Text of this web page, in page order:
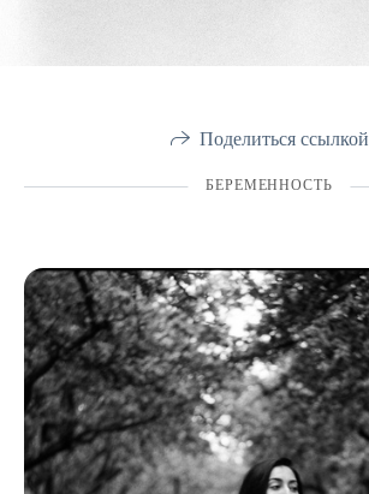
Поделиться ссылкой
БЕРЕМЕННОСТЬ